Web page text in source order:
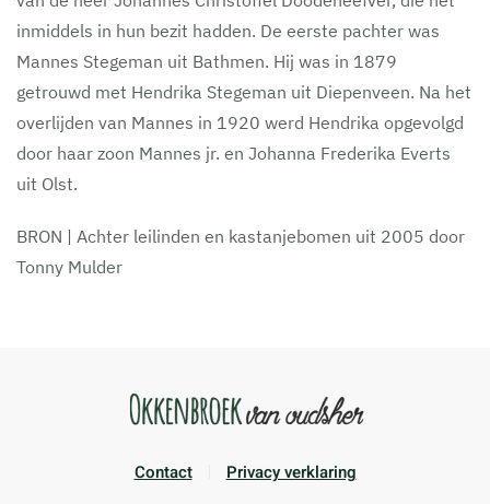
inmiddels in hun bezit hadden. De eerste pachter was
Mannes Stegeman uit Bathmen. Hij was in 1879
getrouwd met Hendrika Stegeman uit Diepenveen. Na het
overlijden van Mannes in 1920 werd Hendrika opgevolgd
door haar zoon Mannes jr. en Johanna Frederika Everts
uit Olst.
BRON | Achter leilinden en kastanjebomen uit 2005 door
Tonny Mulder
Contact Privacy verklaring